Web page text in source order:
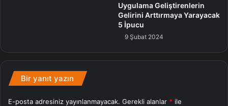
Uygulama Geliştirenlerin
Gelirini Arttırmaya Yarayacak
5 İpucu
9 Şubat 2024
Bir yanıt yazın
E-posta adresiniz yayınlanmayacak. Gerekli alanlar * ile